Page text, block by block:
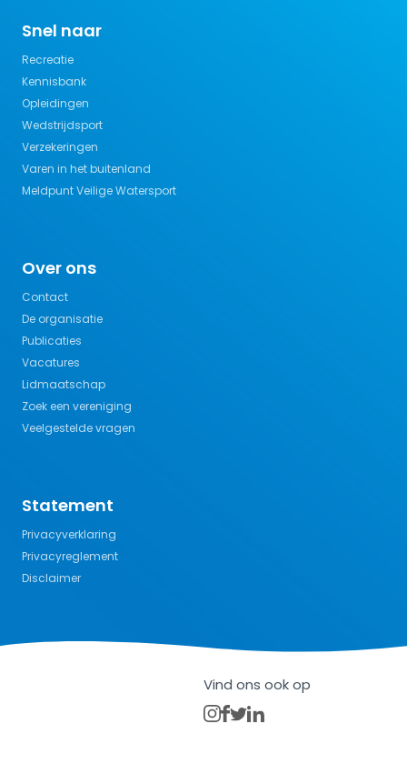
Snel naar
Recreatie
Kennisbank
Opleidingen
Wedstrijdsport
Verzekeringen
Varen in het buitenland
Meldpunt Veilige Watersport
Over ons
Contact
De organisatie
Publicaties
Vacatures
Lidmaatschap
Zoek een vereniging
Veelgestelde vragen
Statement
Privacyverklaring
Privacyreglement
Disclaimer
Vind ons ook op